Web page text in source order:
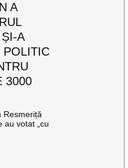
A
A
POLITIC
3000
Resmeriță
au votat „cu